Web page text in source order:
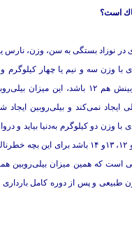
است؟
نوزاد بستگی به سن، وزن، نارس یا
باشد و میزان بیلی‌روبینش هم ۱۲ باشد،
نمی‌كند و بیلی‌روبین ایجاد
با وزن دو كیلوگرم به‌دنیا بیاید و
كه میزان بیلی‌روبین او ۱۲، ۱۳و ۱۴ باشد
است كه همین میزان بیلی‌روبین
طبیعی و پس از دوره كامل بارداری